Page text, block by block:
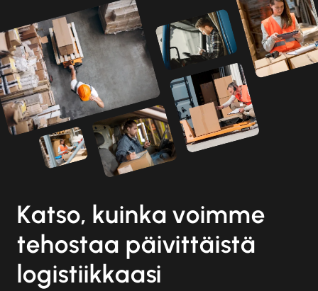
Katso, kuinka voimme
tehostaa päivittäistä
logistiikkaasi